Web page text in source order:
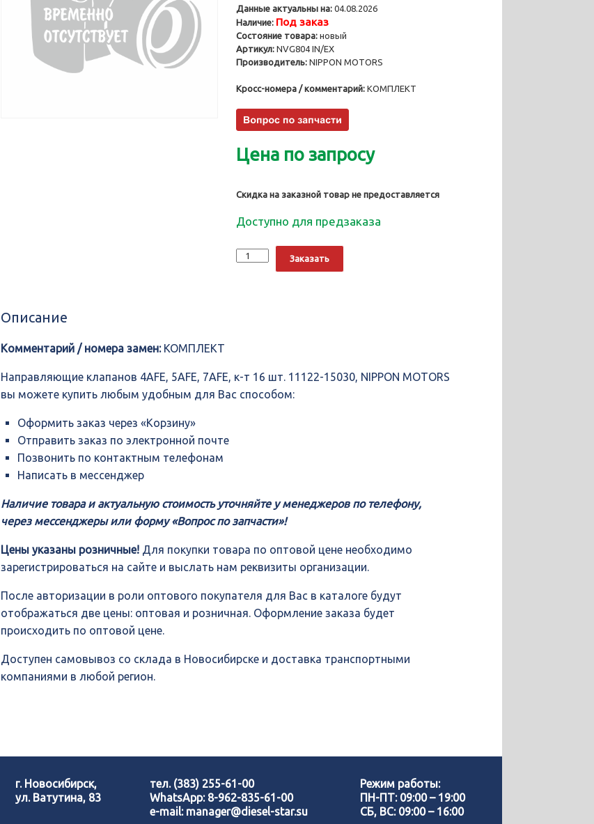
Данные актуальны на: 04.08.2026
Наличие: Под заказ
Состояние товара: новый
Артикул: NVG804 IN/EX
Производитель: NIPPON MOTORS
Кросс-номера / комментарий: КОМПЛЕКТ
Цена по запросу
Скидка на заказной товар не предоставляется
Доступно для предзаказа
Количество
Направляющие
11122-
15030,
Заказать
Описание
Комментарий / номера замен:КОМПЛЕКТ
Направляющие клапанов 4AFE, 5AFE, 7AFE, к-т 16 шт. 11122-15030, NIPPON MOTORS
вы можете купить любым удобным для Вас способом:
Оформить заказ через «Корзину»
Отправить заказ по электронной почте
Позвонить по контактным телефонам
Написать в мессенджер
Наличие товара и актуальную стоимость уточняйте у менеджеров по телефону,
через мессенджеры или форму «Вопрос по запчасти»!
Цены указаны розничные! Для покупки товара по оптовой цене необходимо
зарегистрироваться на сайте и выслать нам реквизиты организации.
После авторизации в роли оптового покупателя для Вас в каталоге будут
отображаться две цены: оптовая и розничная. Оформление заказа будет
происходить по оптовой цене.
Доступен самовывоз со склада в Новосибирске и доставка транспортными
компаниями в любой регион.
г. Новосибирск,
ул. Ватутина, 83
тел. (383) 255-61-00
WhatsApp: 8-962-835-61-00
e-mail: manager@diesel-star.su
Режим работы:
ПН-ПТ: 09:00 – 19:00
СБ, ВС: 09:00 – 16:00